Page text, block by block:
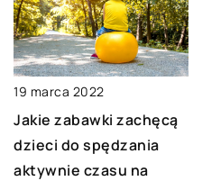
19 marca 2022
Jakie zabawki zachęcą
dzieci do spędzania
aktywnie czasu na